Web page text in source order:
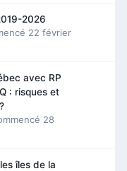
2026
22 février
avec RP
: risques et
28
îles de la